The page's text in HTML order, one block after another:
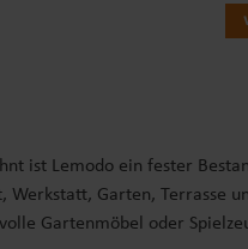
ist Lemodo ein fester
Werkstatt, Garten, Terrasse
Gartenmöbel oder